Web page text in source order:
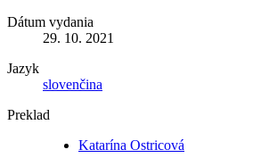
Dátum vydania
29. 10. 2021
Jazyk
slovenčina
Preklad
Katarína Ostricová